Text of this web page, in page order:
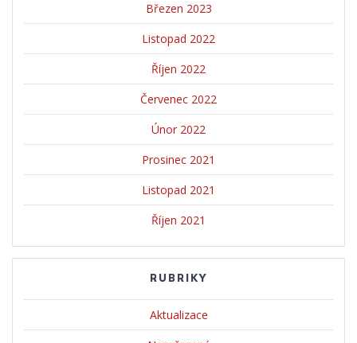
Březen 2023
Listopad 2022
Říjen 2022
Červenec 2022
Únor 2022
Prosinec 2021
Listopad 2021
Říjen 2021
RUBRIKY
Aktualizace